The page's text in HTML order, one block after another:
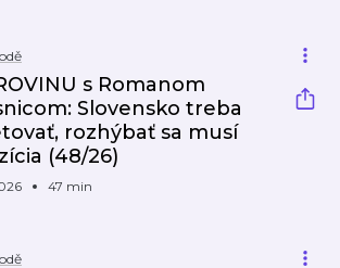
s Romanom
Slovensko treba
rozhýbať sa musí
(48/26)
47 min